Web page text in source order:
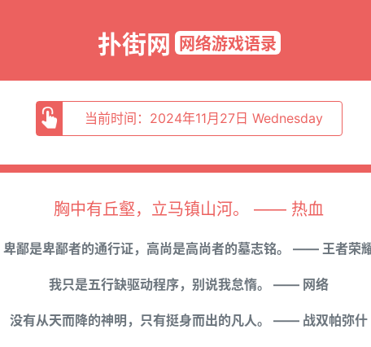
扑街网 网络游戏语录
当前时间：2024年11月27日 Wednesday
胸中有丘壑，立马镇山河。 —— 热血
卑鄙是卑鄙者的通行证，高尚是高尚者的墓志铭。 —— 王者荣
我只是五行缺驱动程序，别说我怠惰。 —— 网络
没有从天而降的神明，只有挺身而出的凡人。 —— 战双帕弥什